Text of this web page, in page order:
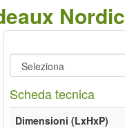
Scheda tecnica
Dimensioni (LxHxP)